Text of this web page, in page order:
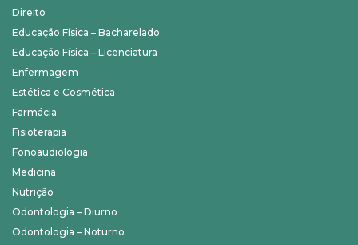
Direito
Educação Física – Bacharelado
Educação Física – Licenciatura
Enfermagem
Estética e Cosmética
Farmácia
Fisioterapia
Fonoaudiologia
Medicina
Nutrição
Odontologia – Diurno
Odontologia – Noturno